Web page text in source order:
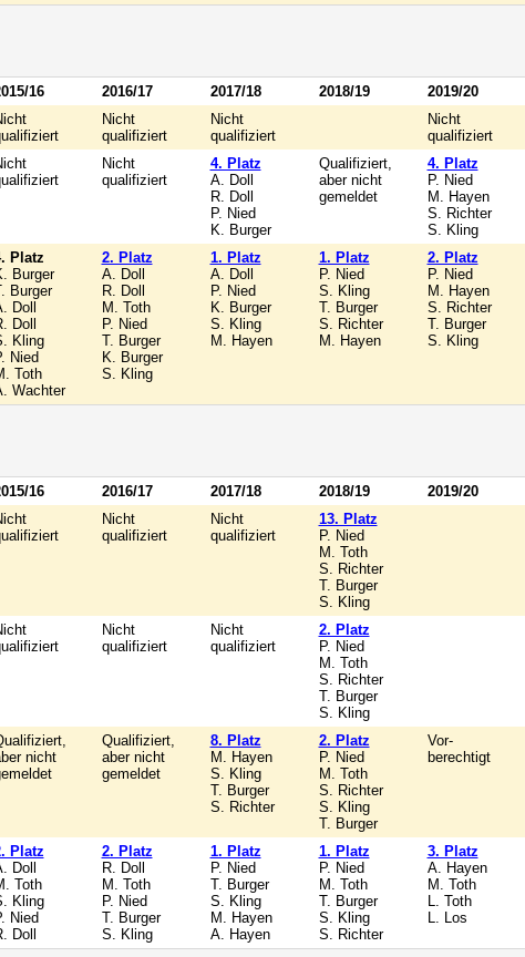
16 2016/17 2017/18 2018/19
2019/20
Nicht
qualifiziert
Nicht
qualifiziert
Nicht
qualifiziert
Nicht
qualifiziert
4. Platz
A. Doll
R. Doll
P. Nied
K. Burger
Qualifiziert,
aber nicht
gemeldet
4. Platz
P. Nied
M. Hayen
S. Richter
S. Kling
Platz
Burger
Burger
Doll
Doll
Kling
Nied
Toth
Wachter
2. Platz
A. Doll
R. Doll
M. Toth
P. Nied
T. Burger
K. Burger
S. Kling
1. Platz
A. Doll
P. Nied
K. Burger
S. Kling
M. Hayen
1. Platz
P. Nied
S. Kling
T. Burger
S. Richter
M. Hayen
2. Platz
P. Nied
M. Hayen
S. Richter
T. Burger
S. Kling
16 2016/17 2017/18 2018/19
2019/20
Nicht
qualifiziert
Nicht
qualifiziert
13. Platz
P. Nied
M. Toth
S. Richter
T. Burger
S. Kling
Nicht
qualifiziert
Nicht
qualifiziert
2. Platz
P. Nied
M. Toth
S. Richter
T. Burger
S. Kling
nicht
Qualifiziert,
aber nicht
gemeldet
8. Platz
M. Hayen
S. Kling
T. Burger
S. Richter
2. Platz
P. Nied
M. Toth
S. Richter
S. Kling
T. Burger
Vor-
berechtigt
Platz
Doll
Toth
Kling
Nied
Doll
2. Platz
R. Doll
M. Toth
P. Nied
T. Burger
S. Kling
1. Platz
P. Nied
T. Burger
S. Kling
M. Hayen
A. Hayen
1. Platz
P. Nied
M. Toth
T. Burger
S. Kling
S. Richter
3. Platz
A. Hayen
M. Toth
L. Toth
L. Los